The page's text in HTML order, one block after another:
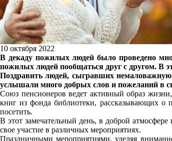
10 октября 2022
В декаду пожилых людей было проведено
пожилых людей пообщаться друг с другом. В
Поздравить людей, сыгравших
услышали много добрых слов и пожеланий в
Союз пенсионеров ведет активный образ
книг из фонда библиотеки, рассказывающих
посетить.
В этот замечательный день, в доброй
свое участие в различных мероприятиях.
Праздничными мероприятиями, уделяя